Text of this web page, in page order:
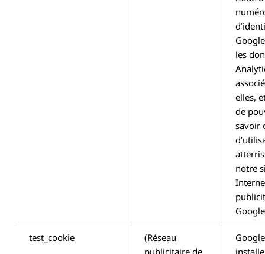
les
elles,
de
savoir
notre
test_cookie
(Réseau
publicitaire de